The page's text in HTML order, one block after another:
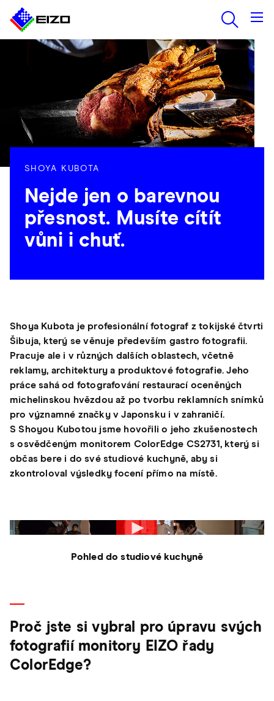
SHOYA KUBOTA
Nejde jen o barevnou
přesnost. Musíte cítít
vůni i chuť.
Shoya Kubota je profesionální fotograf z tokijské čtvrti
Šibuja, který se věnuje především gastro fotografii.
Pracuje ale i v různých dalších oblastech, včetně
reklamy, architektury a produktové fotografie. Jeho
práce sahá od fotografování restaurací oceněných
michelinskou hvězdou až po tvorbu reklamních snímků
pro významné značky v Japonsku i v zahraničí.
S Shoyou Kubotou jsme hovořili o jeho zkušenostech
s osvědčeným monitorem ColorEdge CS2731, který si
občas bere i do své studiové kuchyně, aby si
zkontroloval výsledky focení přímo na místě.
Pohled do studiové kuchyně
Proč jste si vybral pro úpravu svých
fotografií monitory EIZO řady
ColorEdge?